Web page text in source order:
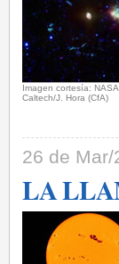
Imagen cortesía:
Caltech/J. Hora (CfA)
26 de
LA